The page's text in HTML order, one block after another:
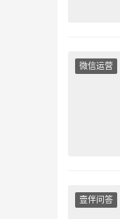
微信运营
壹伴问答